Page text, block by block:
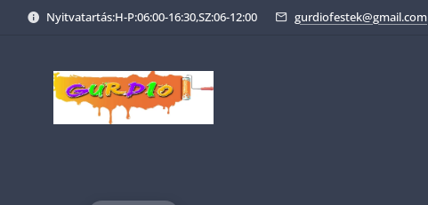
Nyitvatartás:H-P:06:00-16:30,SZ:06-12:00 gurdiofestek@gmail.com